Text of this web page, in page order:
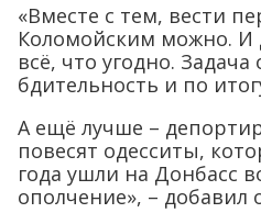
«Вместе с тем, вести
Коломойским можно.
всё, что угодно.
бдительность и по
А ещё лучше –
повесят одесситы,
года ушли на Донбасс
ополчение», – добавил